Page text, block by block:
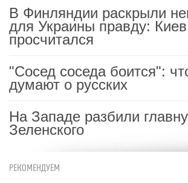
В Финляндии раскрыли
для Украины правду: Киев
просчитался
"Сосед соседа боится":
думают о русских
На Западе разбили
Зеленского
РЕКОМЕНДУЕМ